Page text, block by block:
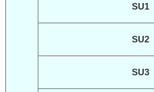
SU1
SU2
SU3